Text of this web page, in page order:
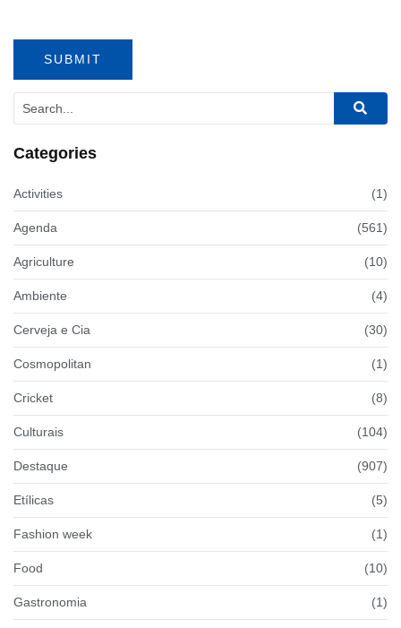
Categories
Activities (1)
Agenda (561)
Agriculture (10)
Ambiente (4)
Cerveja e Cia (30)
Cosmopolitan (1)
Cricket (8)
Culturais (104)
Destaque (907)
Etílicas (5)
Fashion week (1)
Food (10)
Gastronomia (1)